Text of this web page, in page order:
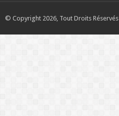
© Copyright 2026, Tout Droits Réservés